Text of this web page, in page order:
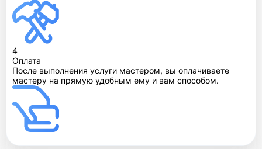
4
Оплата
После выполнения услуги мастером, вы оплачиваете
мастеру на прямую удобным ему и вам способом.